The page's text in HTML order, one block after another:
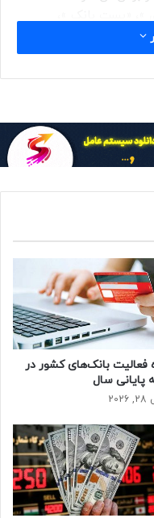
«سینا» و «انصار» و
این تغییرات مدیریتی
های سراسری کشور نشر
که ترکیب مدیران
نشسته‌اند، نشان
تغییر مدیران
سال 98 تاکنون قطار تغییر مدیران بانکی
گذاشته است و طی تنها
جای خود را به نفرات
حکایت از این دارد
است بلکه ایستگاه‌های
جدیدی را بر سر
دارد که ایستگاه بعدی
از یک دهه است تغییراتی
آنگونه برمی‌آید که قرار
که حالا نزدیک به
فعالیت بانک‌های کشور در
پایانی سال